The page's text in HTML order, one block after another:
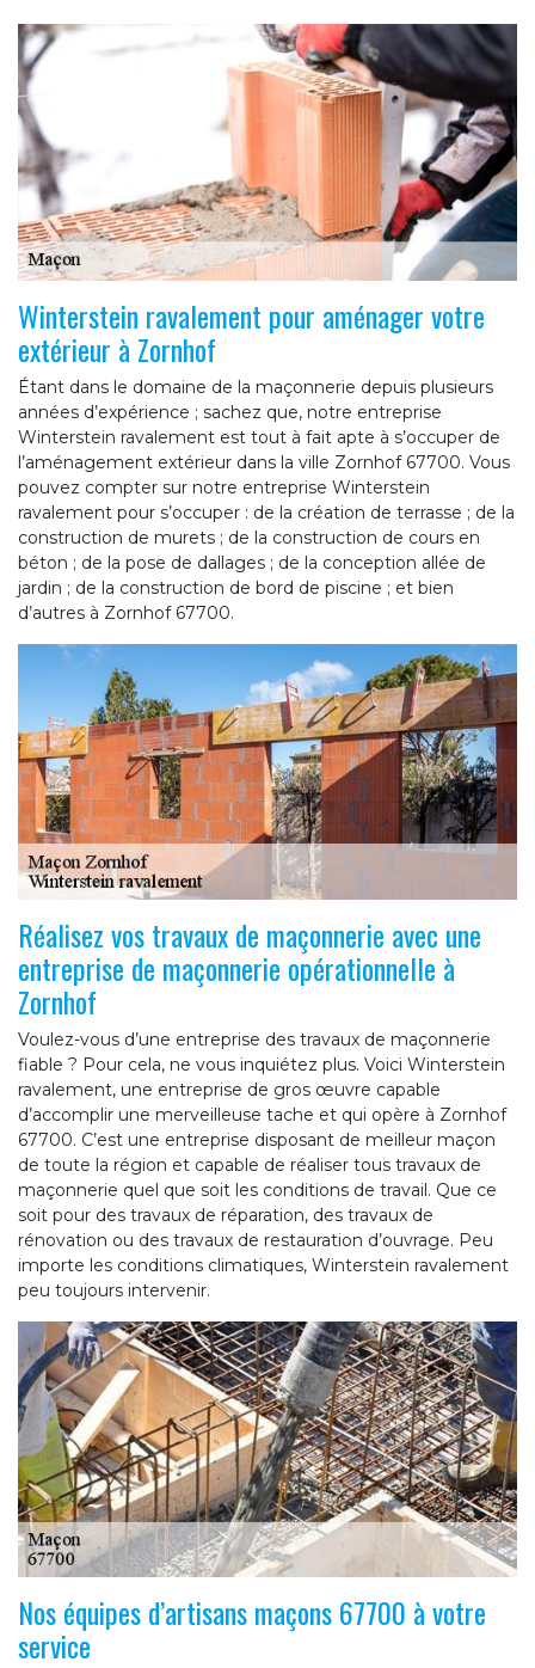
Winterstein ravalement pour aménager votre
extérieur à Zornhof
Étant dans le domaine de la maçonnerie depuis plusieurs
années d’expérience ; sachez que, notre entreprise
Winterstein ravalement est tout à fait apte à s’occuper de
l’aménagement extérieur dans la ville Zornhof 67700. Vous
pouvez compter sur notre entreprise Winterstein
ravalement pour s’occuper : de la création de terrasse ; de la
construction de murets ; de la construction de cours en
béton ; de la pose de dallages ; de la conception allée de
jardin ; de la construction de bord de piscine ; et bien
d’autres à Zornhof 67700.
Réalisez vos travaux de maçonnerie avec une
entreprise de maçonnerie opérationnelle à
Zornhof
Voulez-vous d’une entreprise des travaux de maçonnerie
fiable ? Pour cela, ne vous inquiétez plus. Voici Winterstein
ravalement, une entreprise de gros œuvre capable
d’accomplir une merveilleuse tache et qui opère à Zornhof
67700. C’est une entreprise disposant de meilleur maçon
de toute la région et capable de réaliser tous travaux de
maçonnerie quel que soit les conditions de travail. Que ce
soit pour des travaux de réparation, des travaux de
rénovation ou des travaux de restauration d’ouvrage. Peu
importe les conditions climatiques, Winterstein ravalement
peu toujours intervenir.
Nos équipes d’artisans maçons 67700 à votre
service